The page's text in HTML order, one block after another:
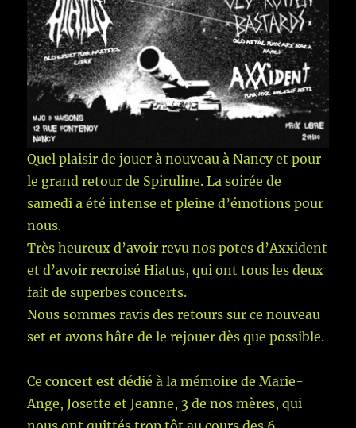
Quel plaisir de jouer à nouveau à Nancy et pour
le grand retour de Spiruline. La soirée de
samedi a été intense et pleine d’émotions pour
nous.
Très heureux d’avoir revu nos potes d’Axxident
et d’avoir recroisé Hiatus, qui ont tous les deux
fait de superbes concerts.
Nous sommes ravis des retours sur ce nouveau
set et avons hâte de le rejouer dès que possible.
Ce concert est dédié à la mémoire de Marie-
Ange, Josette et Jeanne, 3 de nos mères, qui